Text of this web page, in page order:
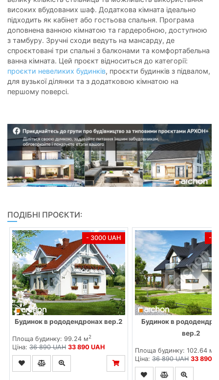
високих вбудованих шаф. Додаткова кімната ідеально
підходить як кабінет або гостьова спальня. Програма
доповнена ванною кімнатою та гардеробною, доступною
з тамбуру. Зручні сходи ведуть на мансарду, де
спроєктовані три спальні з балконами та комфортабельна
ванна кімната. Цей проєкт відноситься до категорії:
проєкти невеликих будинків, проєкти будинків з підвалом,
для вузької ділянки та з додатковою кімнатою на
першому поверсі.
ПОДІБНІ ПРОЄКТИ:
- 3000 UAH
Будинок в рододендронах вер.2
Площа будинку: 99.24 м2
Ціна: 36 890 UAH 33 890 UAH
-
Будинок в
вер.2
Площа будинку: 102.64 м
Ціна:36 890 UAH 33 890